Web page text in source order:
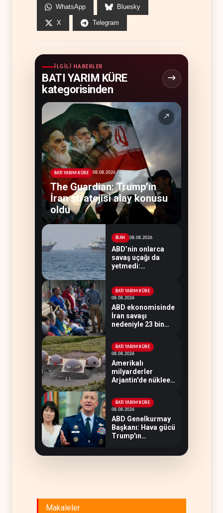
WhatsApp Bluesky
X Telegram
İLGILI HABERLER
BATI YARIM KÜRE
kategorisinden
↗
BATI YARIM KÜRE 08.08.2026
The Guardian: Trump’ın
İran stratejisi alay konusu
oldu
İRAN 08.08.2026
ABD’nin onlarca
savaş uçağı da
yetmedi:
BATI YARIM KÜRE
08.08.2026
ABD ekonomisinde
İran savaşı
nedeniyle 23 bin
yaşandı
BATI YARIM KÜRE
08.08.2026
Amerikalı
milyarderler
Arjantin'de nükleer
ediyor
BATI YARIM KÜRE
08.08.2026
ABD Genelkurmay
Başkanı: Hava gücü
Trump'ın
Makaleler